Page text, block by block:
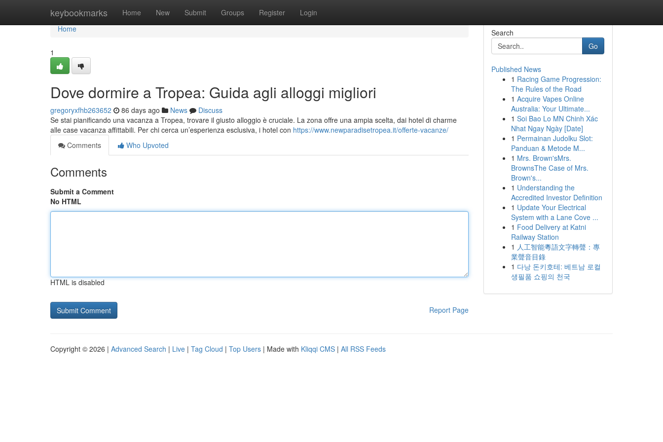
keybookmarks Home New Submit Groups Register Login
Home
Home
1
Dove dormire a Tropea: Guida agli alloggi migliori
gregoryxfhb263652 86 days ago News
Discuss
Se stai pianificando una vacanza a Tropea, trovare il giusto alloggio è cruciale. La zona offre una ampia scelta, dai hotel di charme
alle case vacanza affittabili. Per chi cerca un’esperienza esclusiva, i hotel con https://www.newparadisetropea.it/offerte-vacanze/
Comments
Who Upvoted
Comments
Submit a Comment
No HTML
HTML is disabled
Report Page
Search
Go
Published News
1 Racing Game Progression:
The Rules of the Road
1 Acquire Vapes Online
Australia: Your Ultimate...
1 Soi Bao Lo MN Chinh Xác
Nhat Ngay Ngày [Date]
1 Permainan Judolku Slot:
Panduan & Metode M...
1 Mrs. Brown'sMrs.
BrownsThe Case of Mrs.
Brown's...
1 Understanding the
Accredited Investor Definition
1 Update Your Electrical
System with a Lane Cove ...
1 Food Delivery at Katni
Railway Station
1 人工智能粵語文字轉聲：專
業聲音目錄
1 다낭 돈키호테: 베트남 로컬
생필품 쇼핑의 천국
Copyright © 2026 | Advanced Search | Live | Tag Cloud | Top Users | Made with Kliqqi CMS | All RSS Feeds